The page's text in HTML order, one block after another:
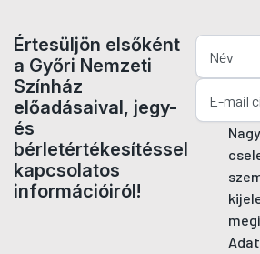
Értesüljön elsőként
a Győri Nemzeti
Színház
előadásaival, jegy-
és
bérletértékesítéssel
kapcsolatos
információiról!